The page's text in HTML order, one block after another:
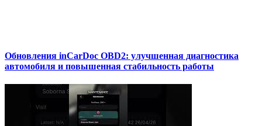
Обновления inCarDoc OBD2: улучшенная диагностика
автомобиля и повышенная стабильность работы